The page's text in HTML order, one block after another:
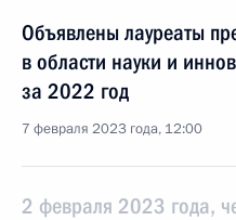
Объявлены лауреаты
в области науки и
за 2022 год
7 февраля 2023 года, 12:00
2 февраля 2023 года,